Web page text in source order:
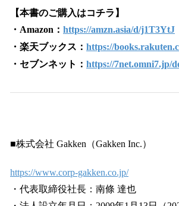
【本書のご購入はコチラ】
・Amazon： https://amzn.asia/d/j1T3YtJ
・楽天ブックス： https://
・セブンネット： https://7net.omni7.jp/
■株式会社 Gakken（Gakken Inc.）
https://www.corp-gakken.co.jp/
・代表取締役社長：南條 達也